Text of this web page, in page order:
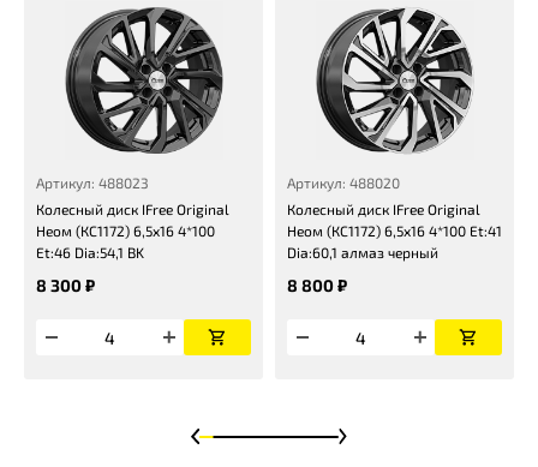
Артикул: 488023
Колесный диск IFree Original
Неом (КС1172) 6,5x16 4*100
Et:46 Dia:54,1 BK
8 300 ₽
Артикул: 488020
Колесный диск IFree Original
Неом (КС1172) 6,5x16 4*100 Et:41
Dia:60,1 алмаз черный
8 800 ₽